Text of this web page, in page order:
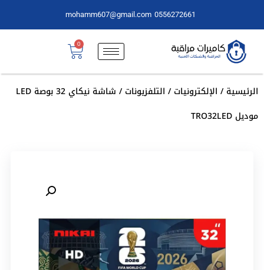
0556272661
mohamm607@gmail.com
0
الرئيسية/ الإلكترونيات/ التلفزيونات
/ شاشة نيكاي 32 بوصة LED
موديل TRO32LED